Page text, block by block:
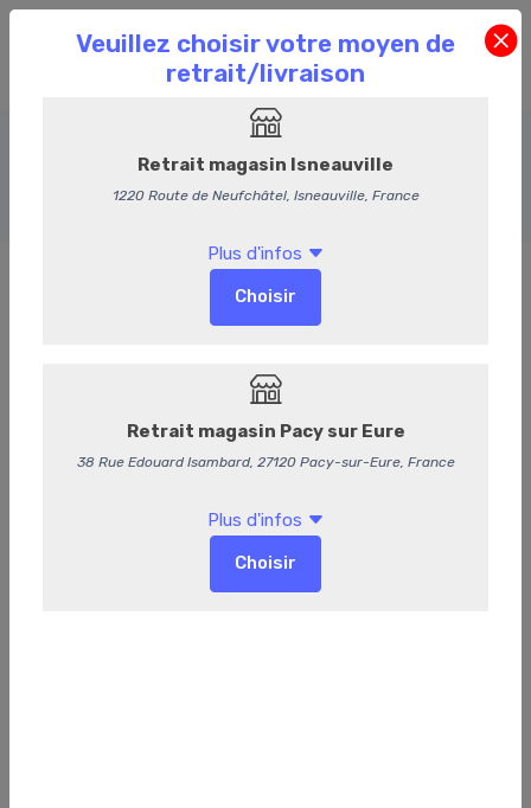
Saucisses
Accueil Commande en Ligne Saucisses